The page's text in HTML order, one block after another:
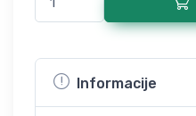
Informacije